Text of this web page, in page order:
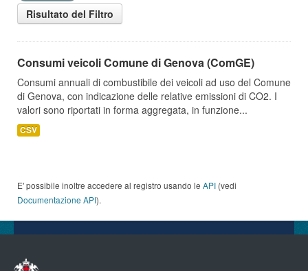
Risultato del Filtro
Consumi veicoli Comune di Genova (ComGE)
Consumi annuali di combustibile dei veicoli ad uso del Comune
di Genova, con indicazione delle relative emissioni di CO2. I
valori sono riportati in forma aggregata, in funzione...
CSV
E' possibile inoltre accedere al registro usando le API (vedi
Documentazione API).